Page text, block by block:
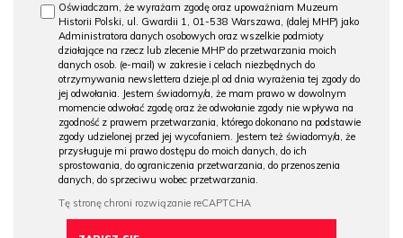
Oświadczam, że wyrażam zgodę oraz upoważniam Muzeum
Historii Polski, ul. Gwardii 1, 01-538 Warszawa, (dalej MHP) jako
Administratora danych osobowych oraz wszelkie podmioty
działające na rzecz lub zlecenie MHP do przetwarzania moich
danych osob. (e-mail) w zakresie i celach niezbędnych do
otrzymywania newslettera dzieje.pl od dnia wyrażenia tej zgody do
jej odwołania. Jestem świadomy/a, że mam prawo w dowolnym
momencie odwołać zgodę oraz że odwołanie zgody nie wpływa na
zgodność z prawem przetwarzania, którego dokonano na podstawie
zgody udzielonej przed jej wycofaniem. Jestem też świadomy/a, że
przysługuje mi prawo dostępu do moich danych, do ich
sprostowania, do ograniczenia przetwarzania, do przenoszenia
danych, do sprzeciwu wobec przetwarzania.